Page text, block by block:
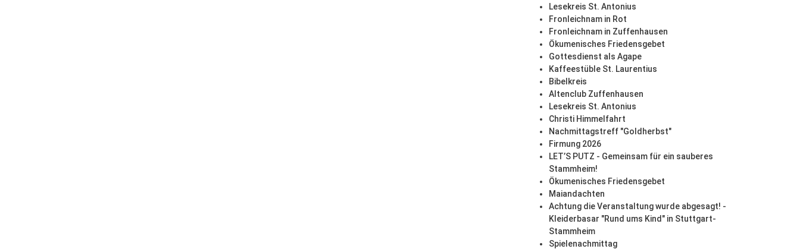
Lesekreis St. Antonius
Fronleichnam in Rot
Fronleichnam in Zuffenhausen
Ökumenisches Friedensgebet
Gottesdienst als Agape
Kaffeestüble St. Laurentius
Bibelkreis
Altenclub Zuffenhausen
Lesekreis St. Antonius
Christi Himmelfahrt
Nachmittagstreff "Goldherbst"
Firmung 2026
LET’S PUTZ - Gemeinsam für ein sauberes
Stammheim!
Ökumenisches Friedensgebet
Maiandachten
Achtung die Veranstaltung wurde abgesagt! -
Kleiderbasar "Rund ums Kind" in Stuttgart-
Stammheim
Spielenachmittag